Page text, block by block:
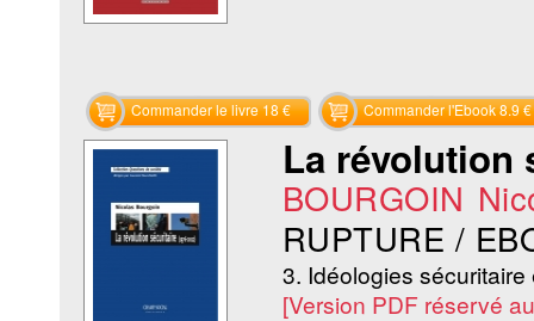
Commander le livre 18 € Commander l'Ebook 8.9 €
La révolution
BOURGOIN
RUPTURE /
3. Idéologies
[Version PDF réservé